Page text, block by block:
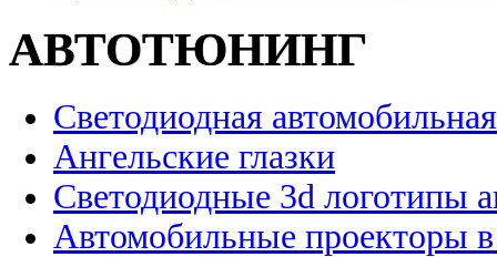
АВТОТЮНИНГ
Светодиодная
Ангельские глазки
Светодиодные 3d логотипы
Автомобильные проекторы